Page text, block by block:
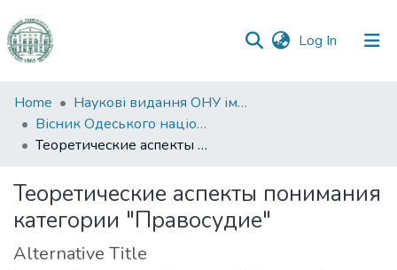
Log In (current)
Communities
&
Collections
Statistics
Home
Наукові видання ОНУ імені І. І. Мечникова
Вісник Одеського національного університету. Правознавство
Теоретические аспекты понимания категории "Правосудие"
Теоретические аспекты понимания
категории "Правосудие"
Alternative Title